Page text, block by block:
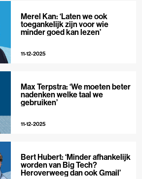
Merel Kan: ‘Laten we ook
toegankelijk zijn voor wie
minder goed kan lezen’
11-12-2025
Max Terpstra: ‘We moeten beter
nadenken welke taal we
gebruiken’
11-12-2025
Bert Hubert: ‘Minder afhankelijk
worden van Big Tech?
Heroverweeg dan ook Gmail’